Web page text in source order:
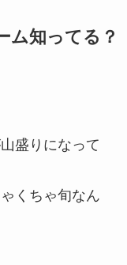
ム知ってる？
盛りになって
くちゃ旬なん